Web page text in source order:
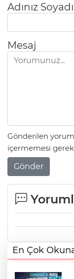
Adınız
Mesaj
Gönderilen
içermemesi
Gönder
En Çok